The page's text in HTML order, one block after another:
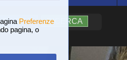
Preferenze
pagina, o
?AIUTO RICERCA